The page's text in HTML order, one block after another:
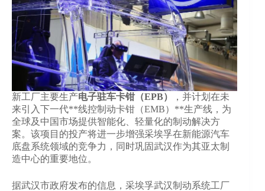
新工厂主要生产电子驻车卡钳（EPB）
，并计划在未
来引入下一代**线控制动卡钳（EMB）**生产线，为
全球及中国市场提供智能化、轻量化的制动解决方
案。该项目的投产将进一步增强采埃孚在新能源汽车
底盘系统领域的竞争力，同时巩固武汉作为其亚太制
造中心的重要地位。
据武汉市政府发布的信息，采埃孚武汉制动系统工厂